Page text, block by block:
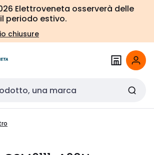
Elettroveneta osserverà delle
periodo estivo.
chiusure